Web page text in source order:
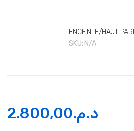
ENCEINTE/HAUT
SKU: N/A
د.م.2.800,00